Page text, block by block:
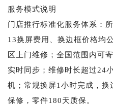
服务模式说明
门店推行标准化服务体系：
13换屏费用、换边框价格均
区上门维修；全国范围内可
实时同步；维修时长超过24
机；常规换屏1小时完成，
保修，零件180天质保。